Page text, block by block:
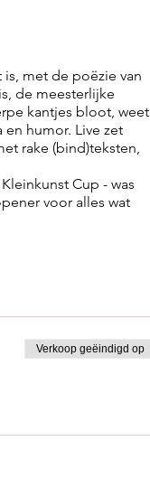
met de poëzie van
de meesterlijke
kantjes bloot, weet
humor. Live zet
rake (bind)teksten,
Cup - was
voor alles wat
Verkoop geëindigd op